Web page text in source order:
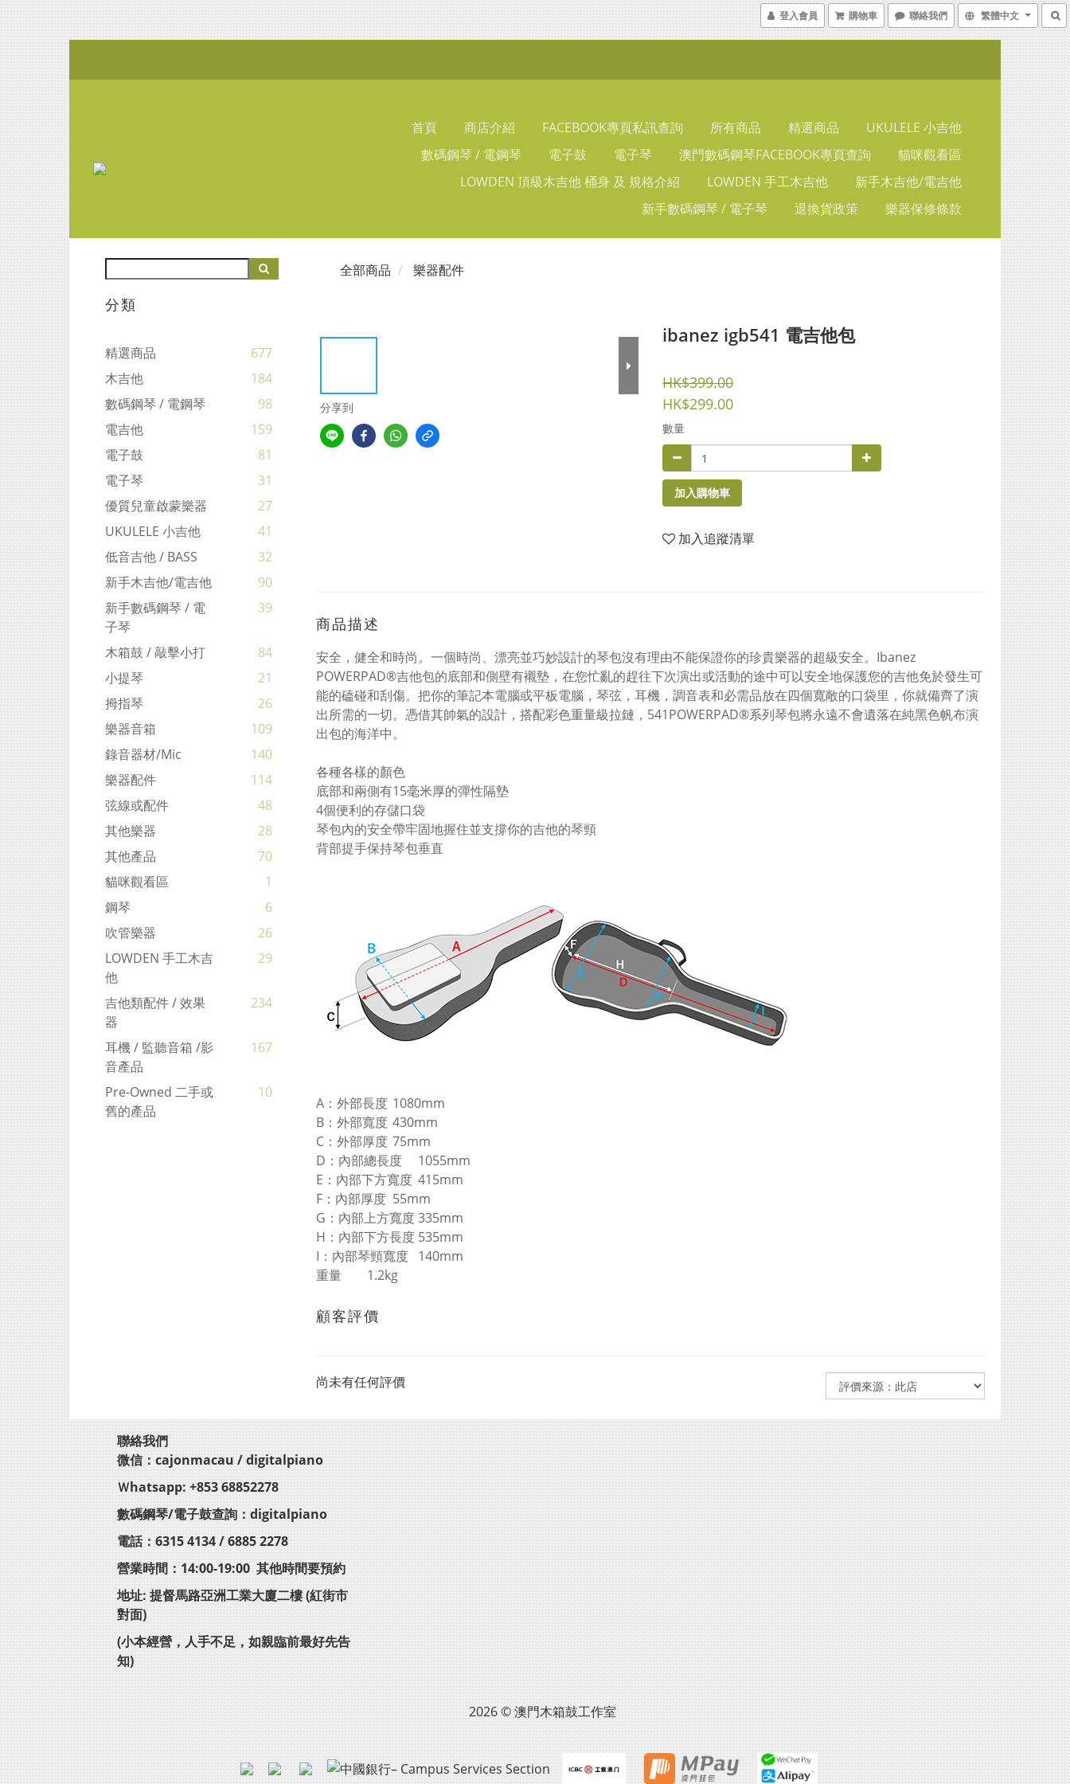
登入會員 購物車 聯絡我們 繁體中文
首頁 商店介紹 FACEBOOK專頁私訊查詢 所有商品 精選商品
UKULELE 小吉他
數碼鋼琴 / 電鋼琴
電子鼓 電子琴 澳門數碼鋼琴FACEBOOK專頁查詢
貓咪觀看區
LOWDEN 頂級木吉他 桶身 及 規格介紹
LOWDEN 手工木吉他
新手木吉他/電吉他
新手數碼鋼琴 / 電子琴
退換貨政策 樂器保修條款
分類
精選商品
677
木吉他
184
數碼鋼琴 / 電鋼琴
98
電吉他
159
電子鼓
81
電子琴
31
優質兒童啟蒙樂器
27
UKULELE 小吉他
41
低音吉他 / BASS
32
新手木吉他/電吉他
90
新手數碼鋼琴 / 電
子琴
39
木箱鼓 / 敲擊小打
84
小提琴
21
拇指琴
26
樂器音箱
109
錄音器材/mic
140
樂器配件
114
弦線或配件
48
其他樂器
28
其他產品
70
貓咪觀看區
1
鋼琴
6
吹管樂器
26
LOWDEN 手工木吉
他
29
吉他類配件 / 效果
器
234
耳機 / 監聽音箱 /影
音產品
167
Pre-Owned 二手或
舊的產品
10
全部商品 樂器配件
分享到
ibanez igb541 電吉他包
HK$399.00
HK$299.00
數量
加入購物車
加入追蹤清單
商品描述
安全，健全和時尚。一個時尚、漂亮並巧妙設計的琴包沒有理由不能保證你的珍貴樂器的超級安全。Ibanez
POWERPAD®吉他包的底部和側壁有襯墊，在您忙亂的趕往下次演出或活動的途中可以安全地保護您的吉他免於發生可
能的磕碰和刮傷。把你的筆記本電腦或平板電腦，琴弦，耳機，調音表和必需品放在四個寬敞的口袋里，你就備齊了演
出所需的一切。憑借其帥氣的設計，搭配彩色重量級拉鏈，541POWERPAD®系列琴包將永遠不會遺落在純黑色帆布演
出包的海洋中。
各種各樣的顏色
底部和兩側有15毫米厚的彈性隔墊
4個便利的存儲口袋
琴包內的安全帶牢固地握住並支撐你的吉他的琴頸
背部提手保持琴包垂直
A：外部長度 1080mm
B：外部寬度 430mm
C：外部厚度 75mm
D：內部總長度
1055mm
E：內部下方寬度 415mm
F：內部厚度 55mm
G：內部上方寬度335mm
H：內部下方長度 535mm
I：內部琴頸寬度 140mm
重量
1.2kg
顧客評價
尚未有任何評價
聯絡我們
微信：cajonmacau / digitalpiano
Ｗhatsapp: +853 68852278
數碼鋼琴/電子鼓查詢：digitalpiano
電話：6315 4134 / 6885 2278
營業時間：14:00-19:00 其他時間要預約
地址: 提督馬路亞洲工業大廈二樓 (紅街市
對面)
(小本經營，人手不足，如親臨前最好先告
知)
2026 © 澳門木箱鼓工作室